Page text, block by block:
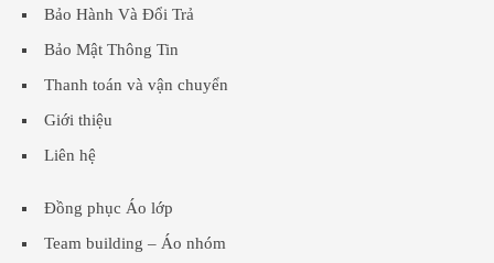
Bảo Hành Và Đổi Trả
Bảo Mật Thông Tin
Thanh toán và vận chuyển
Giới thiệu
Liên hệ
Đồng phục Áo lớp
Team building – Áo nhóm